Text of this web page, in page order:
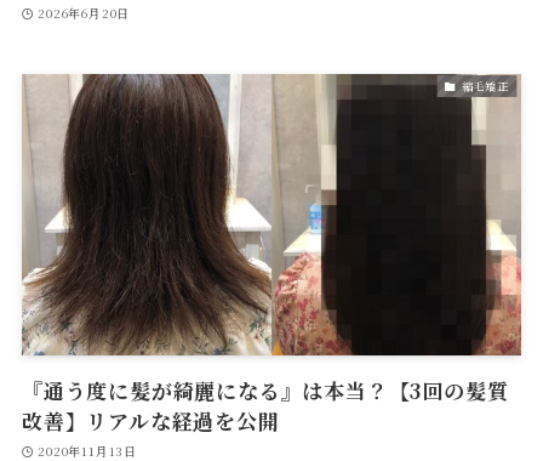
2026年6月20日
縮毛矯正
『通う度に髪が綺麗になる』は本当？【3回の髪質
改善】リアルな経過を公開
2020年11月13日